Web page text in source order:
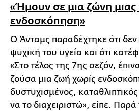
«Ήμουν σε μια ζώνη μιας
ενδοσκόπηση»
Ο Άνταμς παραδέχτηκε ότι δεν
ψυχική του υγεία και ότι
«Στο τέλος της 7ης σεζόν,
ζούσα μια ζωή χωρίς
δυστυχισμένος,
να το διαχειριστώ», είπε.